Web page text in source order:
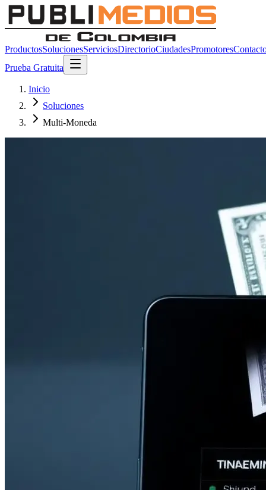
ProductosSolucionesServiciosDirectorioCiudadesPromotores
Prueba Gratuita
Inicio
Soluciones
Multi-Moneda